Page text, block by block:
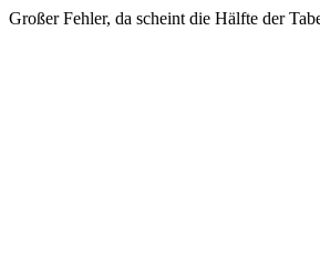
Großer Fehler, da scheint die Hälfte der